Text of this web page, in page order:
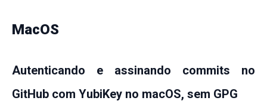
MacOS
Autenticando e assinando commits no
GitHub com YubiKey no macOS, sem GPG